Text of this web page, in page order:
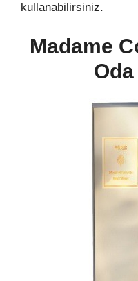
kullanabilirsiniz.
Madame